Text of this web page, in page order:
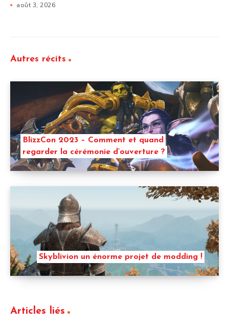
août 3, 2026
Autres récits
BlizzCon 2023 – Comment et quand
regarder la cérémonie d’ouverture ?
Skyblivion un énorme projet de modding !
Articles liés